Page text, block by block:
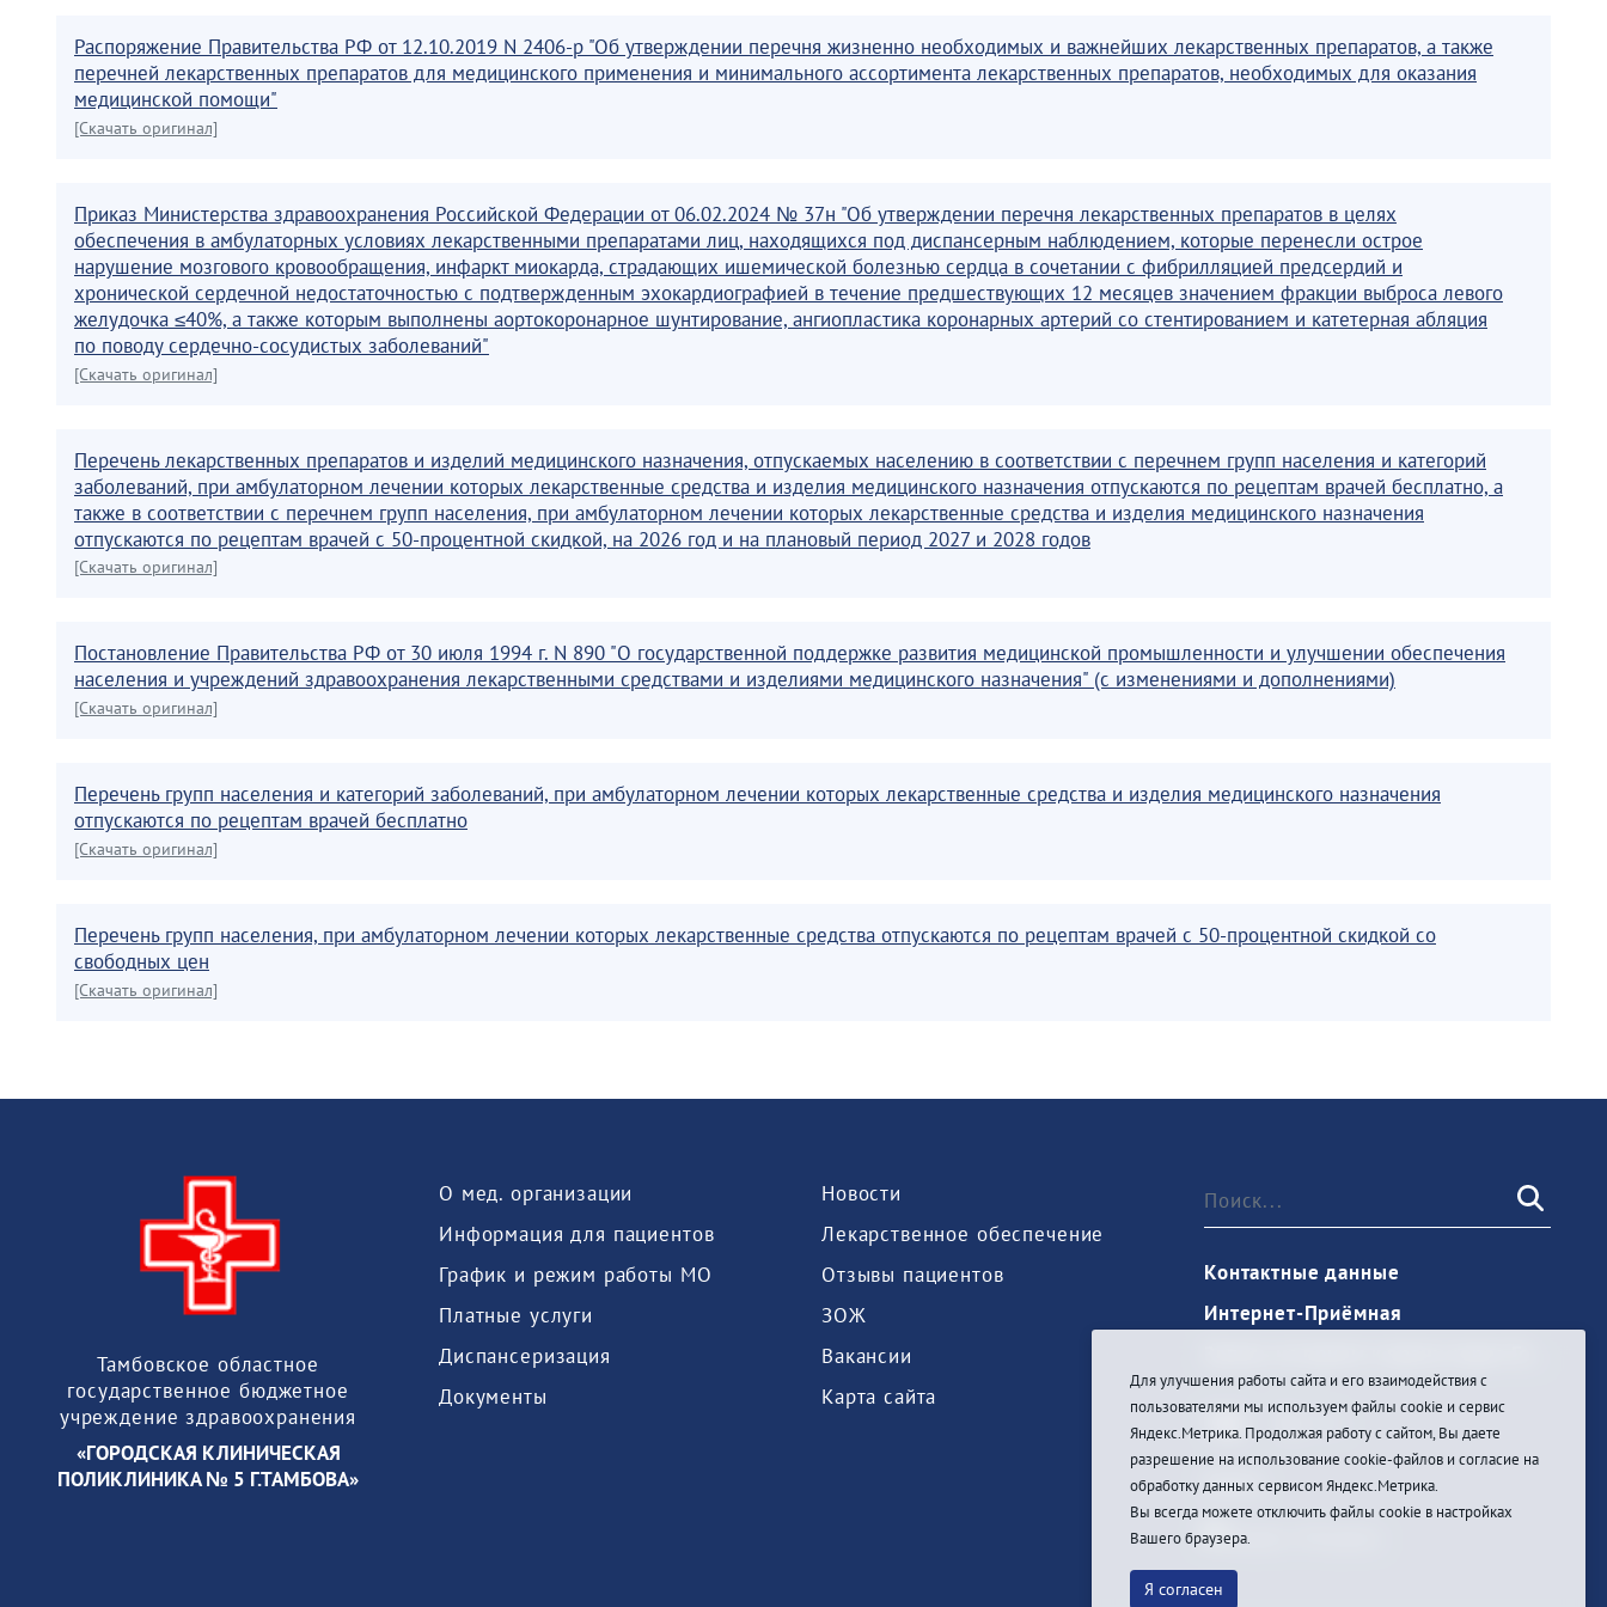
Распоряжение Правительства РФ от 12.10.2019 N 2406-р "Об утверждении перечня жизненно необходимых и важнейших лекарственных препаратов, а также
перечней лекарственных препаратов для медицинского применения и минимального ассортимента лекарственных препаратов, необходимых для оказания
медицинской помощи"
[Скачать оригинал]
Приказ Министерства здравоохранения Российской Федерации от 06.02.2024 № 37н "Об утверждении перечня лекарственных препаратов в целях
обеспечения в амбулаторных условиях лекарственными препаратами лиц, находящихся под диспансерным наблюдением, которые перенесли острое
нарушение мозгового кровообращения, инфаркт миокарда, страдающих ишемической болезнью сердца в сочетании с фибрилляцией предсердий и
хронической сердечной недостаточностью с подтвержденным эхокардиографией в течение предшествующих 12 месяцев значением фракции выброса левого
желудочка ≤40%, а также которым выполнены аортокоронарное шунтирование, ангиопластика коронарных артерий со стентированием и катетерная абляция
по поводу сердечно-сосудистых заболеваний"
[Скачать оригинал]
Перечень лекарственных препаратов и изделий медицинского назначения, отпускаемых населению в соответствии с перечнем групп населения и категорий
заболеваний, при амбулаторном лечении которых лекарственные средства и изделия медицинского назначения отпускаются по рецептам врачей бесплатно, а
также в соответствии с перечнем групп населения, при амбулаторном лечении которых лекарственные средства и изделия медицинского назначения
отпускаются по рецептам врачей с 50-процентной скидкой, на 2026 год и на плановый период 2027 и 2028 годов
[Скачать оригинал]
Постановление Правительства РФ от 30 июля 1994 г. N 890 "О государственной поддержке развития медицинской промышленности и улучшении обеспечения
населения и учреждений здравоохранения лекарственными средствами и изделиями медицинского назначения" (с изменениями и дополнениями)
[Скачать оригинал]
Перечень групп населения и категорий заболеваний, при амбулаторном лечении которых лекарственные средства и изделия медицинского назначения
отпускаются по рецептам врачей бесплатно
[Скачать оригинал]
Перечень групп населения, при амбулаторном лечении которых лекарственные средства отпускаются по рецептам врачей с 50-процентной скидкой со
свободных цен
[Скачать оригинал]
Тамбовское областное
государственное бюджетное
учреждение здравоохранения
«ГОРОДСКАЯ КЛИНИЧЕСКАЯ
ПОЛИКЛИНИКА № 5 Г.ТАМБОВА»
О мед. организации
Информация для пациентов
График и режим работы МО
Платные услуги
Диспансеризация
Документы
Новости
Лекарственное обеспечение
Отзывы пациентов
ЗОЖ
Вакансии
Карта сайта
Контактные данные
Интернет-Приёмная
Войти
Для улучшения работы сайта и его взаимодействия с
пользователями мы используем файлы cookie и сервис
Яндекс.Метрика. Продолжая работу с сайтом, Вы даете
разрешение на использование cookie-файлов и согласие на
обработку данных сервисом Яндекс.Метрика.
Вы всегда можете отключить файлы cookie в настройках
Вашего браузера.
Я согласен